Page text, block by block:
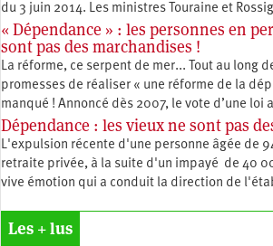
du 3 juin 2014. Les ministres Touraine et
« Dépendance » : les personnes en
sont pas des marchandises !
La réforme, ce serpent de mer... Tout au long
promesses de réaliser « une réforme de la
manqué ! Annoncé dès 2007, le vote d’une loi
Dépendance : les vieux ne sont pas
L'expulsion récente d'une personne âgée de
retraite privée, à la suite d'un impayé de 40
vive émotion qui a conduit la direction de
Les + lus